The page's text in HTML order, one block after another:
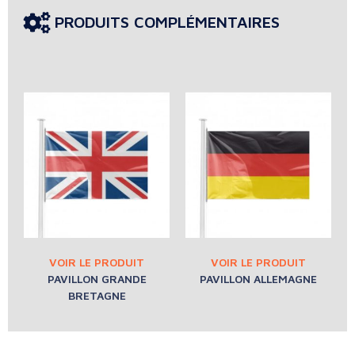
PRODUITS COMPLÉMENTAIRES
PAVILLON GRANDE
BRETAGNE
PAVILLON ALLEMAGNE